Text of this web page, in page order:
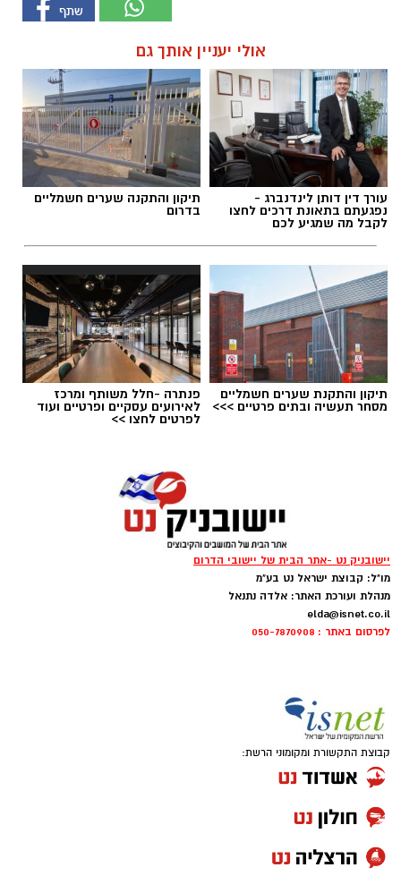
אולי יעניין אותך גם
עורך דין דותן לינדנברג -
נפגעתם בתאונת דרכים לחצו
לקבל מה שמגיע לכם
תיקון והתקנה שערים חשמליים
בדרום
תיקון והתקנת שערים חשמליים
מסחר תעשיה ובתים פרטיים >>>
פנתרה -חלל משותף ומרכז
לאירועים עסקיים ופרטיים ועוד
לפרטים לחצו >>
יישובניק נט -אתר הבית של יישובי הדרום
מו"ל: קבוצת ישראל נט בע"מ
מנהלת ועורכת האתר: אלדה נתנאל
elda@isnet.co.il
לפרסום באתר : 050-7870908
קבוצת התקשורת ומקומוני הרשת: